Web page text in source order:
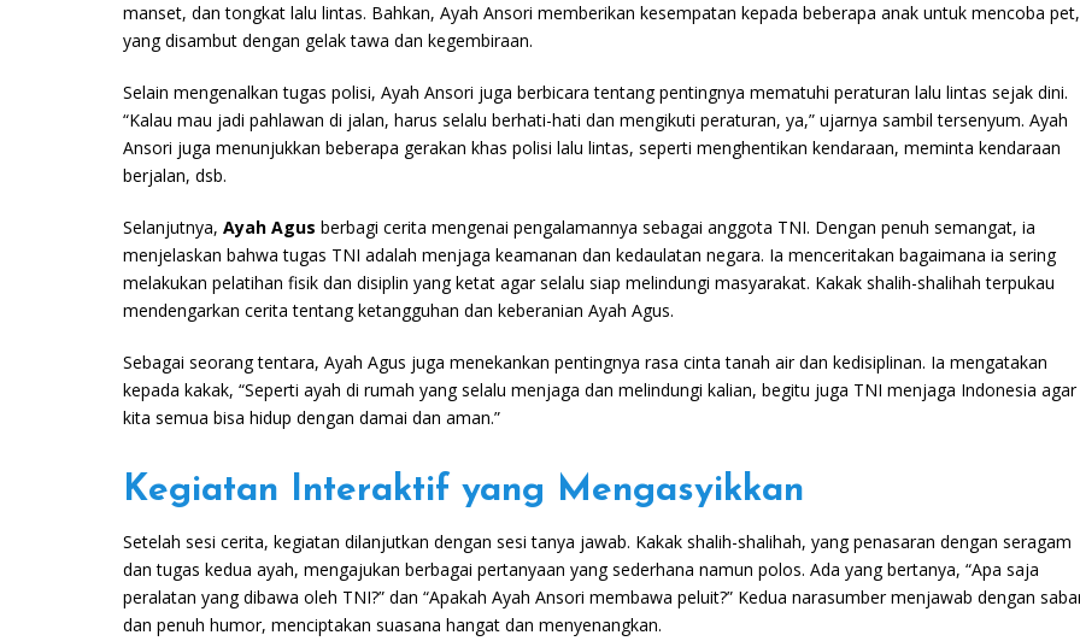
manset, dan tongkat lalu lintas. Bahkan, Ayah Ansori memberikan kesempatan kepada beberapa anak untuk mencoba pet,
yang disambut dengan gelak tawa dan kegembiraan.
Selain mengenalkan tugas polisi, Ayah Ansori juga berbicara tentang pentingnya mematuhi peraturan lalu lintas sejak dini.
“Kalau mau jadi pahlawan di jalan, harus selalu berhati-hati dan mengikuti peraturan, ya,” ujarnya sambil tersenyum. Ayah
Ansori juga menunjukkan beberapa gerakan khas polisi lalu lintas, seperti menghentikan kendaraan, meminta kendaraan
berjalan, dsb.
Selanjutnya, Ayah Agus berbagi cerita mengenai pengalamannya sebagai anggota TNI. Dengan penuh semangat, ia
menjelaskan bahwa tugas TNI adalah menjaga keamanan dan kedaulatan negara. Ia menceritakan bagaimana ia sering
melakukan pelatihan fisik dan disiplin yang ketat agar selalu siap melindungi masyarakat. Kakak shalih-shalihah terpukau
mendengarkan cerita tentang ketangguhan dan keberanian Ayah Agus.
Sebagai seorang tentara, Ayah Agus juga menekankan pentingnya rasa cinta tanah air dan kedisiplinan. Ia mengatakan
kepada kakak, “Seperti ayah di rumah yang selalu menjaga dan melindungi kalian, begitu juga TNI menjaga Indonesia agar
kita semua bisa hidup dengan damai dan aman.”
Kegiatan Interaktif yang Mengasyikkan
Setelah sesi cerita, kegiatan dilanjutkan dengan sesi tanya jawab. Kakak shalih-shalihah, yang penasaran dengan seragam
dan tugas kedua ayah, mengajukan berbagai pertanyaan yang sederhana namun polos. Ada yang bertanya, “Apa saja
peralatan yang dibawa oleh TNI?” dan “Apakah Ayah Ansori membawa peluit?” Kedua narasumber menjawab dengan
dan penuh humor, menciptakan suasana hangat dan menyenangkan.